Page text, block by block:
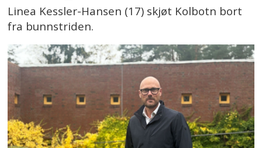
Linea Kessler-Hansen (17) skjøt Kolbotn bort
fra bunnstriden.